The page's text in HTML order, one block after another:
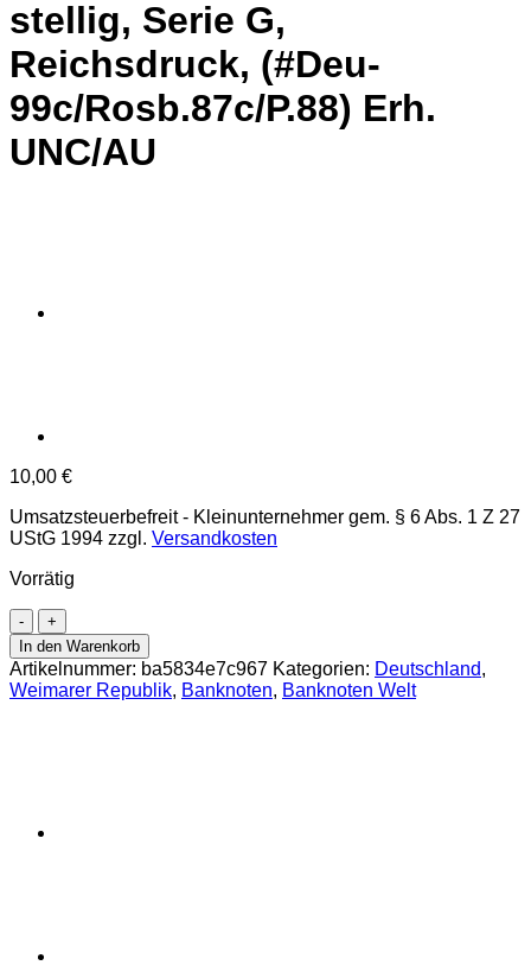
stellig, Serie G,
Reichsdruck, (#Deu-
99c/Rosb.87c/P.88) Erh.
UNC/AU
10,00 €
Umsatzsteuerbefreit - Kleinunternehmer gem. § 6 Abs. 1 Z 27
UStG 1994 zzgl. Versandkosten
Vorrätig
Weimarer
Republik
-
500.000
Mark
Reichsdruck,
In den Warenkorb
Artikelnummer: ba5834e7c967 Kategorien: Deutschland,
Weimarer Republik, Banknoten, Banknoten Welt